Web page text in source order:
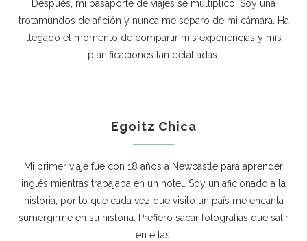
Después, mi pasaporte de viajes se multiplicó. Soy una
trotamundos de afición y nunca me separo de mi cámara. Ha
llegado el momento de compartir mis experiencias y mis
planificaciones tan detalladas.
Egoitz Chica
Mi primer viaje fue con 18 años a Newcastle para aprender
inglés mientras trabajaba en un hotel. Soy un aficionado a la
historia, por lo que cada vez que visito un país me encanta
sumergirme en su historia. Prefiero sacar fotografías que salir
en ellas.